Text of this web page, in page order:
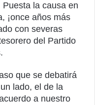
la causa en
¡once años más
con severas
del Partido
que se debatirá
lado, el de la
a nuestro